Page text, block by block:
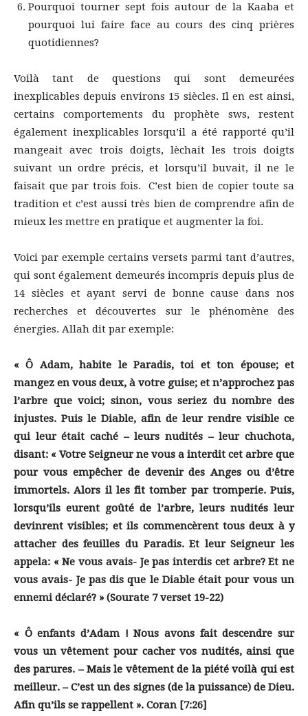
Pourquoi tourner sept fois autour de la Kaaba et
pourquoi lui faire face au cours des cinq prières
quotidiennes?
Voilà tant de questions qui sont demeurées
inexplicables depuis environs 15 siècles. Il en est ainsi,
certains comportements du prophète sws, restent
également inexplicables lorsqu’il a été rapporté qu’il
mangeait avec trois doigts, lèchait les trois doigts
suivant un ordre précis, et lorsqu’il buvait, il ne le
faisait que par trois fois. C’est bien de copier toute sa
tradition et c’est aussi très bien de comprendre afin de
mieux les mettre en pratique et augmenter la foi.
Voici par exemple certains versets parmi tant d’autres,
qui sont également demeurés incompris depuis plus de
14 siècles et ayant servi de bonne cause dans nos
recherches et découvertes sur le phénomène des
énergies. Allah dit par exemple:
« Ô Adam, habite le Paradis, toi et ton épouse; et
mangez en vous deux, à votre guise; et n’approchez pas
l’arbre que voici; sinon, vous seriez du nombre des
injustes. Puis le Diable, afin de leur rendre visible ce
qui leur était caché – leurs nudités – leur chuchota,
disant: « Votre Seigneur ne vous a interdit cet arbre que
pour vous empêcher de devenir des Anges ou d’être
immortels. Alors il les fit tomber par tromperie. Puis,
lorsqu’ils eurent goûté de l’arbre, leurs nudités leur
devinrent visibles; et ils commencèrent tous deux à y
attacher des feuilles du Paradis. Et leur Seigneur les
appela: « Ne vous avais- Je pas interdis cet arbre? Et ne
vous avais- Je pas dis que le Diable était pour vous un
ennemi déclaré? » (Sourate 7 verset 19-22)
« Ô enfants d’Adam ! Nous avons fait descendre sur
vous un vêtement pour cacher vos nudités, ainsi que
des parures. – Mais le vêtement de la piété voilà qui est
meilleur. – C’est un des signes (de la puissance) de Dieu.
Afin qu’ils se rappellent ». Coran [7:26]